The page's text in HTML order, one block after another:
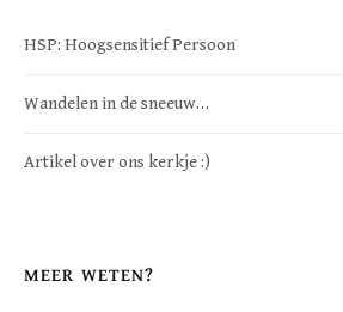
HSP: Hoogsensitief Persoon
Wandelen in de sneeuw…
Artikel over ons kerkje :)
MEER WETEN?